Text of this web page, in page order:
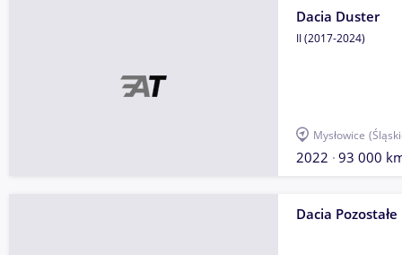
Dacia Duster
II (2017-2024)
Mysłowice
2022 93 000
Dacia Pozostałe